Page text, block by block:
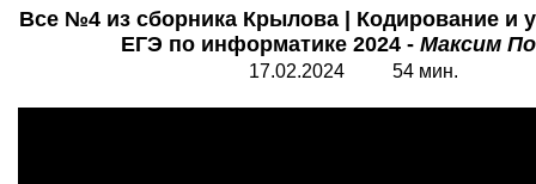
Все №4 из сборника Крылова | Кодирование и
ЕГЭ по информатике 2024 - Максим
17.02.2024 54 мин.